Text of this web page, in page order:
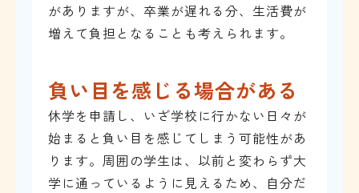
がありますが、卒業が遅れる分、生活費が
増えて負担となることも考えられます。
負い目を感じる場合がある
休学を申請し、いざ学校に行かない日々が
始まると負い目を感じてしまう可能性があ
ります。周囲の学生は、以前と変わらず大
学に通っているように見えるため、自分だ